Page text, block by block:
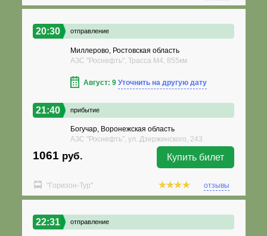
20:30 отправление
Миллерово, Ростовская область
АЗС "Роснефть", Трасса М4, 855км
Август: 9 Уточнить на другую дату
21:40 прибытие
Богучар, Воронежская область
АЗС "Роснефть", ул. Дзержинского, 243
1061 руб. Купить билет
"Горизон-Тур" отзывы
22:31 отправление